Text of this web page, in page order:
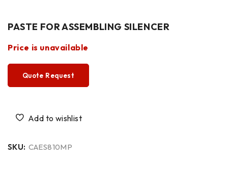
PASTE FOR ASSEMBLING SILENCER
Price is unavailable
Quote Request
SKU: CAES810MP